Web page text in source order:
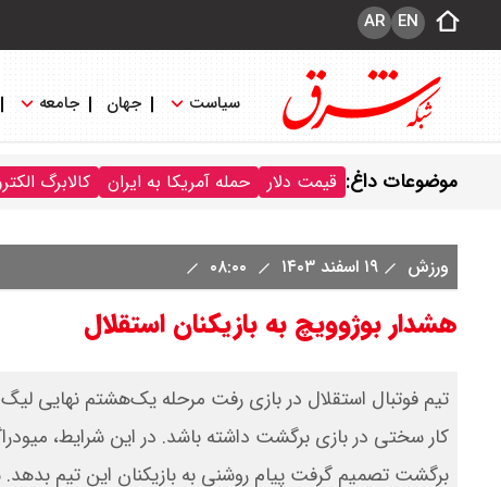
EN
AR
سیاست جهان جامعه
موضوعات داغ: قیمت دلار حمله آمریکا به ایران کالابرگ
ورزش ۱۹ اسفند ۱۴۰۳
هشدار بوژوویچ به بازیکنان استقلال
تیم فوتبال استقلال در بازی رفت مرحله یک‌هشتم نهایی
کار سختی در بازی برگشت داشته باشد. در این شرایط،
برگشت تصمیم گرفت پیام روشنی به بازیکنان این تیم بدهد.